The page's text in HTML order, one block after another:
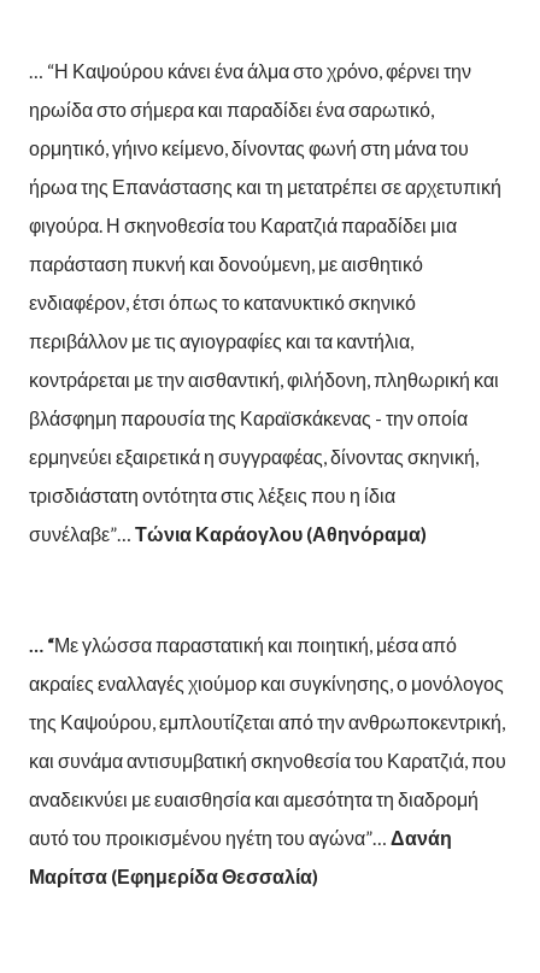
… “Η Καψούρου κάνει ένα άλμα στο χρόνο, φέρνει την
ηρωίδα στο σήμερα και παραδίδει ένα σαρωτικό,
ορμητικό, γήινο κείμενο, δίνοντας φωνή στη μάνα του
ήρωα της Επανάστασης και τη μετατρέπει σε αρχετυπική
φιγούρα. Η σκηνοθεσία του Καρατζιά παραδίδει μια
παράσταση πυκνή και δονούμενη, με αισθητικό
ενδιαφέρον, έτσι όπως το κατανυκτικό σκηνικό
περιβάλλον με τις αγιογραφίες και τα καντήλια,
κοντράρεται με την αισθαντική, φιλήδονη, πληθωρική και
βλάσφημη παρουσία της Καραϊσκάκενας - την οποία
ερμηνεύει εξαιρετικά η συγγραφέας, δίνοντας σκηνική,
τρισδιάστατη οντότητα στις λέξεις που η ίδια
συνέλαβε”… Τώνια Καράογλου (Αθηνόραμα)
… “Με γλώσσα παραστατική και ποιητική, μέσα από
ακραίες εναλλαγές χιούμορ και συγκίνησης, ο μονόλογος
της Καψούρου, εμπλουτίζεται από την ανθρωποκεντρική,
και συνάμα αντισυμβατική σκηνοθεσία του Καρατζιά, που
αναδεικνύει με ευαισθησία και αμεσότητα τη διαδρομή
αυτό του προικισμένου ηγέτη του αγώνα”… Δανάη
Μαρίτσα (Εφημερίδα Θεσσαλία)